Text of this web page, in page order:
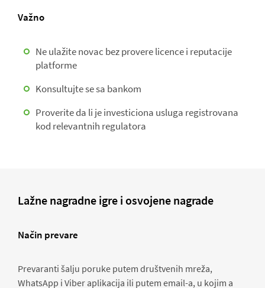
Važno
Ne ulažite novac bez provere licence i reputacije
platforme
Konsultujte se sa bankom
Proverite da li je investiciona usluga registrovana
kod relevantnih regulatora
Lažne nagradne igre i osvojene nagrade
Način prevare
Prevaranti šalju poruke putem društvenih mreža,
WhatsApp i Viber aplikacija ili putem email-a, u kojim a